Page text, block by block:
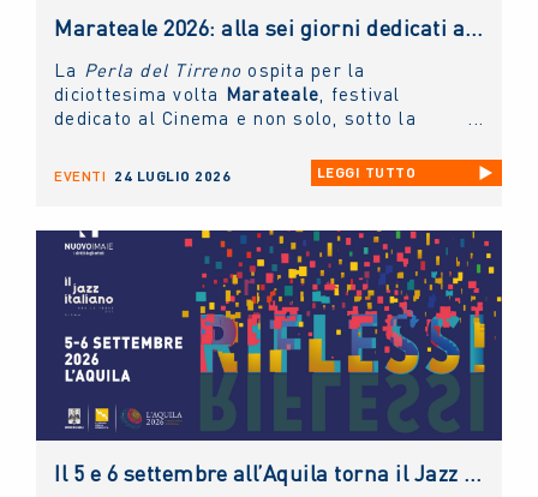
Marateale 2026: alla sei giorni dedicati al cinema e non solo, la masterclass del NUOVO IMAIE
La Perla del Tirreno ospita per la
diciottesima volta Marateale , festival
dedicato al Cinema e non solo, sotto la
Antonella Caramia. Fino
a domani proiezioni, eventi e incontri aperti
NUOVO IMAIEcon una masterclass sul
diritto connesso rivolta ai giovani artisti e
tenuta dal presidenteAndrea Miccichè.
EVENTI 24 LUGLIO 2026 LEGGI TUTTO
Il 5 e 6 settembre all’Aquila torna il Jazz Italiano per le Terre del Sisma: il NUOVO IMAIE c’è